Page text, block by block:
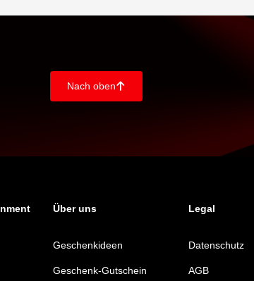
Nach oben􀄨
Über uns Legal
Geschenkideen
Geschenk-Gutschein
Datenschutz
AGB